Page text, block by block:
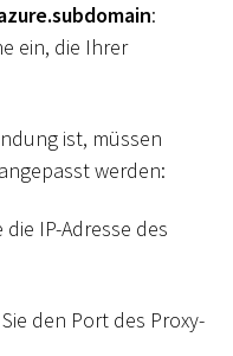
:
ein, die Ihrer
ist, müssen
werden:
die IP-Adresse des
den Port des Proxy-